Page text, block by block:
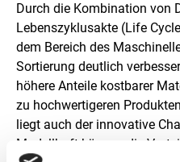
n
e
i
n
e
r
v
e
r
g
Durch die Kombination von
Lebenszyklusakte (Life
dem Bereich des
Sortierung deutlich
höhere Anteile kostbarer
zu hochwertigeren
liegt auch der innovative
Modellhaft können die